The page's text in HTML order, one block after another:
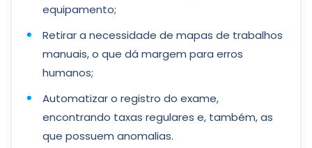
equipamento;
Retirar a necessidade de mapas de trabalhos
manuais, o que dá margem para erros
humanos;
Automatizar o registro do exame,
encontrando taxas regulares e, também, as
que possuem anomalias.